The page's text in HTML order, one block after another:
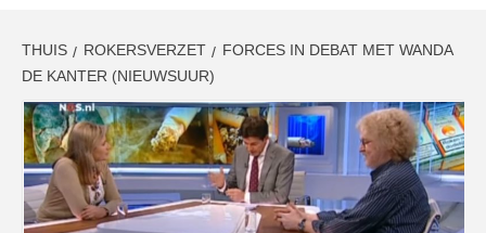
THUIS ROKERSVERZET
FORCES IN DEBAT MET WANDA
DE KANTER (NIEUWSUUR)